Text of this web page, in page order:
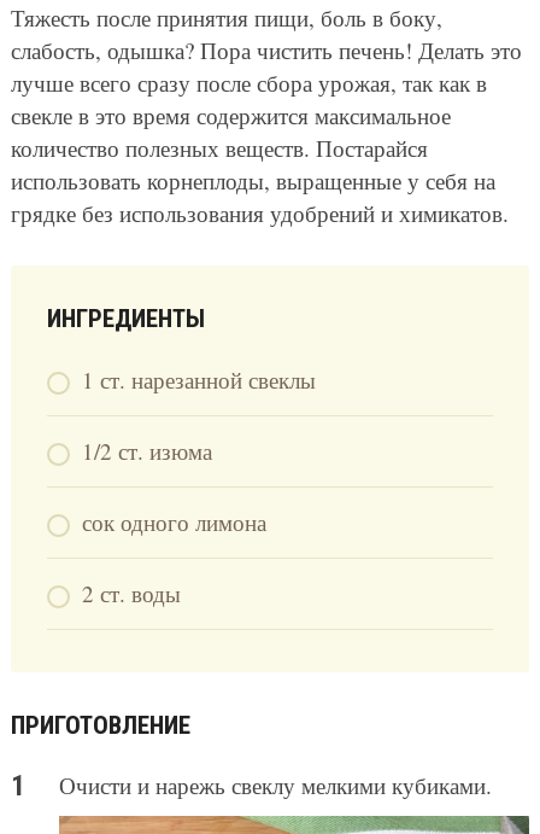
Тяжесть после принятия пищи, боль в боку,
слабость, одышка? Пора чистить печень! Делать это
лучше всего сразу после сбора урожая, так как в
свекле в это время содержится максимальное
количество полезных веществ. Постарайся
использовать корнеплоды, выращенные у себя на
грядке без использования удобрений и химикатов.
ИНГРЕДИЕНТЫ
1 ст. нарезанной свеклы
1/2 ст. изюма
сок одного лимона
2 ст. воды
ПРИГОТОВЛЕНИЕ
Очисти и нарежь свеклу мелкими кубиками.